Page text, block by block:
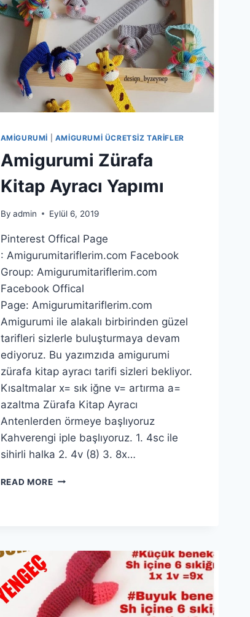
AMIGURUMI AMIGURUMI ÜCRETSIZ TARIFLER
Amigurumi Zürafa
Kitap Ayracı Yapımı
By admin Eylül 6, 2019
Pinterest Offical Page
: Amigurumitariflerim.com Facebook
Group: Amigurumitariflerim.com
Facebook Offical
Page: Amigurumitariflerim.com
Amigurumi ile alakalı birbirinden güzel
tarifleri sizlerle buluşturmaya devam
ediyoruz. Bu yazımzıda amigurumi
zürafa kitap ayracı tarifi sizleri bekliyor.
Kısaltmalar x= sık iğne v= artırma a=
azaltma Zürafa Kitap Ayracı
Antenlerden örmeye başlıyoruz
Kahverengi iple başlıyoruz. 1. 4sc ile
sihirli halka 2. 4v (8) 3. 8x…
READ MOREAMIGURUMI